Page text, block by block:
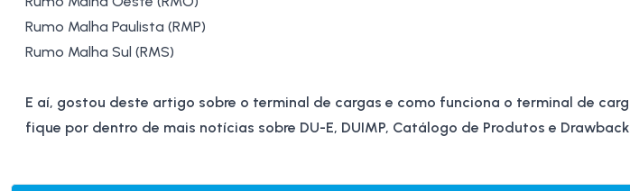
Rumo Malha Paulista (RMP)
Rumo Malha Sul (RMS)
E aí, gostou deste artigo sobre o terminal de cargas e como funciona o terminal de
fique por dentro de mais notícias sobre DU-E, DUIMP, Catálogo de Produtos e